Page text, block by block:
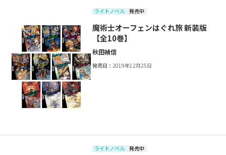
ライトノベル 発売中
魔術士オーフェンはぐれ旅 新装版
【全10巻】
秋田禎信
発売日：2019年12月25日
ライトノベル 発売中